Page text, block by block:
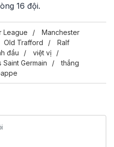
16 đội.
League
Manchester
Old Trafford
Ralf
đầu
việt vị
Saint Germain
thắng